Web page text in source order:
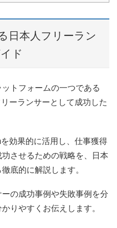
日本人フリーラン
ド
トフォームの一つである
ーランサーとして成功した
効果的に活用し、仕事獲得
させるための戦略を、日本
底的に解説します。
の成功事例や失敗事例を分
りやすくお伝えします。